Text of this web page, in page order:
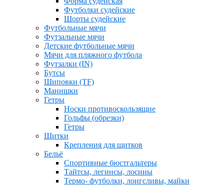
Футболки судейские
Шорты судейские
Футбольные мячи
Футзальные мячи
Детские футбольные мячи
Мячи для пляжного футбола
Футзалки (IN)
Бутсы
Шиповки (TF)
Манишки
Гетры
Носки противоскользящие
Гольфы (обрезки)
Гетры
Щитки
Крепления для щитков
Бельё
Спортивные бюстгальтеры
Тайтсы, легинсы, лосины
Термо- футболки, лонгсливы, майки